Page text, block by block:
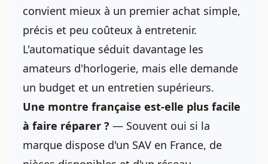
convient mieux à un premier achat simple,
précis et peu coûteux à entretenir.
L'automatique séduit davantage les
amateurs d'horlogerie, mais elle demande
un budget et un entretien supérieurs.
Une montre française est-elle plus facile
à faire réparer ? — Souvent oui si la
marque dispose d'un SAV en France, de